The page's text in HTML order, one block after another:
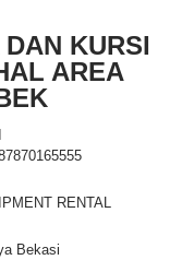
KURSI
AREA
RENTAL
Bekasi